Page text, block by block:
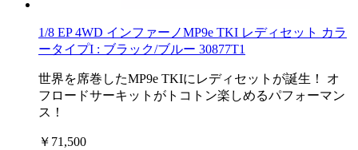
1/8 EP 4WD インファーノMP9e TKI レディセット カラ
ータイプI : ブラック/ブルー 30877T1
世界を席巻したMP9e TKIにレディセットが誕生！ オ
フロードサーキットがトコトン楽しめるパフォーマン
ス！
￥71,500